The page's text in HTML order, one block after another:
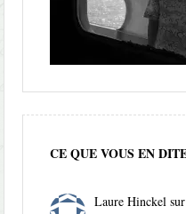
CE QUE VOUS EN
Laure Hinckel sur